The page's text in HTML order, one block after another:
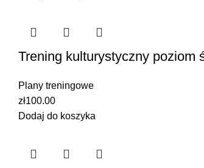
Trening kulturystyczny poziom
Plany treningowe
zł100.00
Dodaj do koszyka